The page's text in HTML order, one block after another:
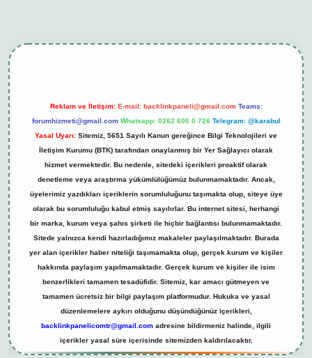
Reklam ve İletişim: E-mail: backlinkpaneli@gmail.com Teams:
forumhizmeti@gmail.com Whatsapp: 0262 606 0 726 Telegram: @karabul
Yasal Uyarı: Sitemiz, 5651 Sayılı Kanun gereğince Bilgi Teknolojileri ve
İletişim Kurumu (BTK) tarafından onaylanmış bir Yer Sağlayıcı olarak
hizmet vermektedir. Bu nedenle, sitedeki içerikleri proaktif olarak
denetleme veya araştırma yükümlülüğümüz bulunmamaktadır. Ancak,
üyelerimiz yazdıkları içeriklerin sorumluluğunu taşımakta olup, siteye üye
olarak bu sorumluluğu kabul etmiş sayılırlar. Bu internet sitesi, herhangi
bir marka, kurum veya şahıs şirketi ile hiçbir bağlantısı bulunmamaktadır.
Sitede yalnızca kendi hazırladığımız makaleler paylaşılmaktadır. Burada
yer alan içerikler haber niteliği taşımamakta olup, gerçek kurum ve kişiler
hakkında paylaşım yapılmamaktadır. Gerçek kurum ve kişiler ile isim
benzerlikleri tamamen tesadüfidir. Sitemiz, kar amacı gütmeyen ve
tamamen ücretsiz bir bilgi paylaşım platformudur. Hukuka ve yasal
düzenlemelere aykırı olduğunu düşündüğünüz içerikleri,
backlinkpanelicomtr@gmail.com adresine bildirmeniz halinde, ilgili
içerikler yasal süre içerisinde sitemizden kaldırılacaktır.